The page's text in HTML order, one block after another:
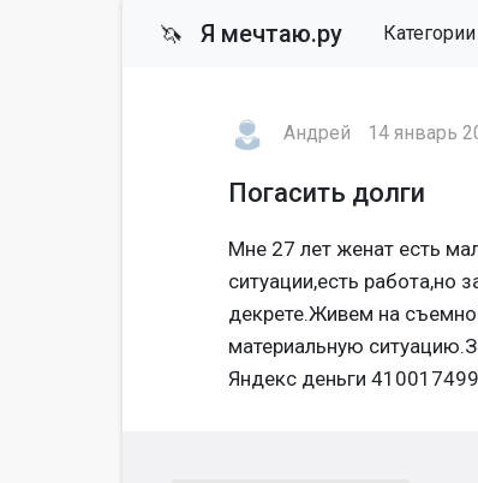
🦄 Я мечтаю.ру Категории
Андрей 14 январь
Погасить долги
Мне 27 лет женат есть
ситуации,есть работа,но
декрете.Живем на
материальную
Яндекс деньги